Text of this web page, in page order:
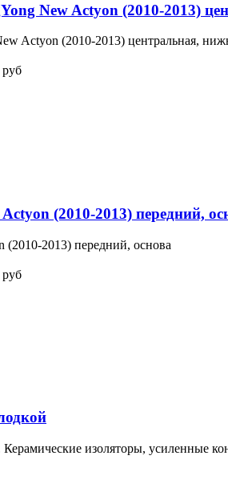
New Actyon (2010-2013)
Actyon (2010-2013) центральная,
руб
(2010-2013) передний,
(2010-2013) передний, основа
руб
изоляторы, усиленные